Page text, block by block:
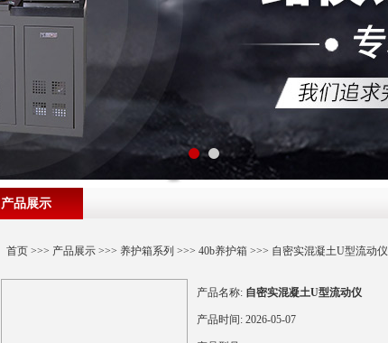
产品展示
首页>>> 产品展示>>> 养护箱系列 >>> 40b养护箱 >>> 自密实混凝土U型流动仪
产品名称: 自密实混凝土U型流动仪
产品时间: 2026-05-07